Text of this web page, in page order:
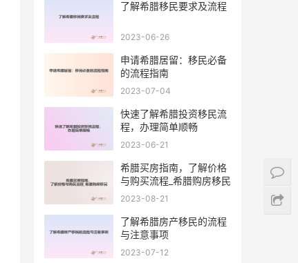
了解希腊移民要求及流程
2023-06-26
申请希腊居留：移民必备
的流程指南
2023-07-04
快速了解希腊投资移民流
程，办理简单顺畅
2023-06-21
希腊买房指南，了解价格
与购买流程_希腊购房移民
2023-08-21
了解希腊房产移民的流程
与注意事项
2023-07-12